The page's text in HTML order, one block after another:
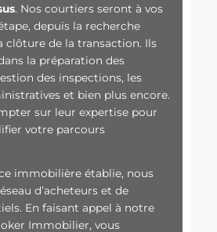
. Nos courtiers seront à vos
depuis la recherche
clôture de la transaction. Ils
la préparation des
des inspections, les
et bien plus encore.
sur leur expertise pour
votre parcours
immobilière établie, nous
d’acheteurs et de
En faisant appel à notre
Immobilier, vous